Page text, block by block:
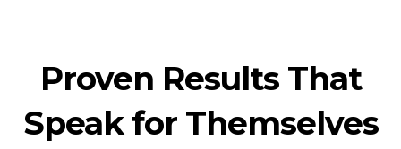
Proven Results That
Speak for Themselves